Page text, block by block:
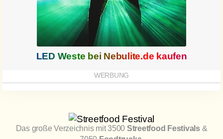
LED Weste bei Nebulite.de kaufen
Das große Verzeichnis mit 3500 Streetfood Festivals&